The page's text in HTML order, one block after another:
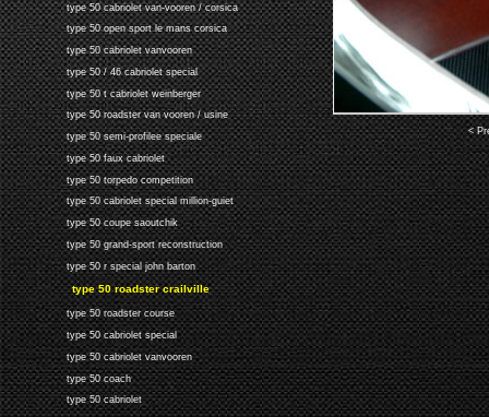
type 50 cabriolet van-vooren / corsica
type 50 open sport le mans corsica
type 50 cabriolet vanvooren
type 50 / 46 cabriolet special
type 50 t cabriolet weinberger
type 50 roadster van vooren / usine
type 50 semi-profilee speciale
type 50 faux cabriolet
type 50 torpedo competition
type 50 cabriolet special million-guiet
type 50 coupe saoutchik
type 50 grand-sport reconstruction
type 50 r special john barton
type 50 roadster crailville
type 50 roadster course
type 50 cabriolet special
type 50 cabriolet vanvooren
type 50 coach
type 50 cabriolet
<